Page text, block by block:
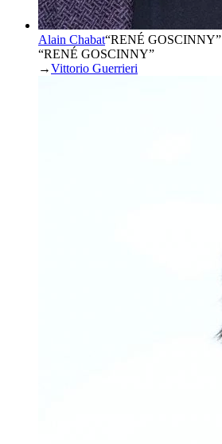
Alain Chabat“RENÉ GOSCINNY”
“RENÉ GOSCINNY”
→Vittorio Guerrieri